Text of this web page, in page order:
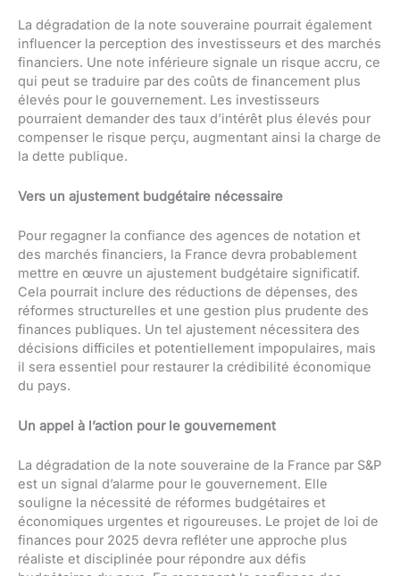
La dégradation de la note souveraine pourrait également
influencer la perception des investisseurs et des marchés
financiers. Une note inférieure signale un risque accru, ce
qui peut se traduire par des coûts de financement plus
élevés pour le gouvernement. Les investisseurs
pourraient demander des taux d’intérêt plus élevés pour
compenser le risque perçu, augmentant ainsi la charge de
la dette publique.
Vers un ajustement budgétaire nécessaire
Pour regagner la confiance des agences de notation et
des marchés financiers, la France devra probablement
mettre en œuvre un ajustement budgétaire significatif.
Cela pourrait inclure des réductions de dépenses, des
réformes structurelles et une gestion plus prudente des
finances publiques. Un tel ajustement nécessitera des
décisions difficiles et potentiellement impopulaires, mais
il sera essentiel pour restaurer la crédibilité économique
du pays.
Un appel à l’action pour le gouvernement
La dégradation de la note souveraine de la France par S&P
est un signal d’alarme pour le gouvernement. Elle
souligne la nécessité de réformes budgétaires et
économiques urgentes et rigoureuses. Le projet de loi de
finances pour 2025 devra refléter une approche plus
réaliste et disciplinée pour répondre aux défis